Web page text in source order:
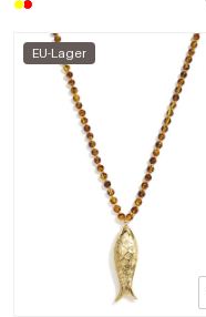
EU-Lager